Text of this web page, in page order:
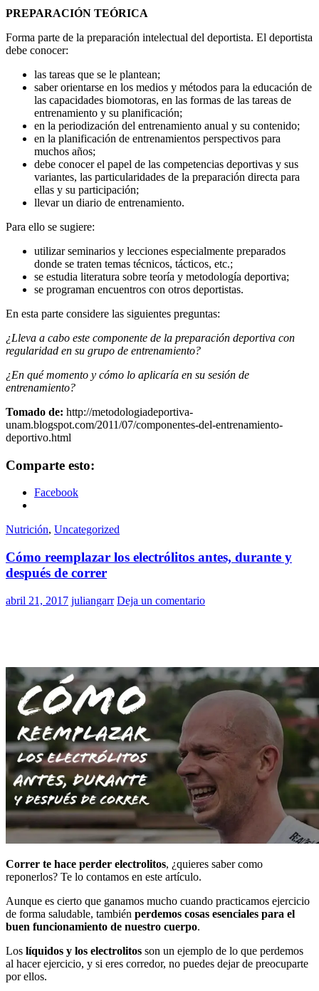
PREPARACIÓN TEÓRICA
Forma parte de la preparación intelectual del deportista. El deportista
debe conocer:
las tareas que se le plantean;
saber orientarse en los medios y métodos para la educación de
las capacidades biomotoras, en las formas de las tareas de
entrenamiento y su planificación;
en la periodización del entrenamiento anual y su contenido;
en la planificación de entrenamientos perspectivos para
muchos años;
debe conocer el papel de las competencias deportivas y sus
variantes, las particularidades de la preparación directa para
ellas y su participación;
llevar un diario de entrenamiento.
Para ello se sugiere:
utilizar seminarios y lecciones especialmente preparados
donde se traten temas técnicos, tácticos, etc.;
se estudia literatura sobre teoría y metodología deportiva;
se programan encuentros con otros deportistas.
En esta parte considere las siguientes preguntas:
¿Lleva a cabo este componente de la preparación deportiva con
regularidad en su grupo de entrenamiento?
¿En qué momento y cómo lo aplicaría en su sesión de
entrenamiento?
Tomado de: http://metodologiadeportiva-
unam.blogspot.com/2011/07/componentes-del-entrenamiento-
deportivo.html
Comparte esto:
Facebook
Nutrición, Uncategorized
Cómo reemplazar los electrólitos antes, durante y
después de correr
abril 21, 2017 juliangarr Deja un comentario
Correr te hace perder electrolitos, ¿quieres saber como
reponerlos? Te lo contamos en este artículo.
Aunque es cierto que ganamos mucho cuando practicamos ejercicio
de forma saludable, también perdemos cosas esenciales para el
buen funcionamiento de nuestro cuerpo.
Los líquidos y los electrolitos son un ejemplo de lo que perdemos
al hacer ejercicio, y si eres corredor, no puedes dejar de preocuparte
por ellos.